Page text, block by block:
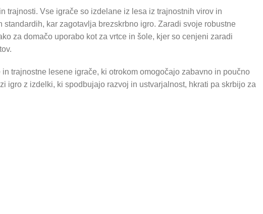
trajnosti. Vse igrače so izdelane iz lesa iz trajnostnih virov in
kar zagotavlja brezskrbno igro. Zaradi svoje robustne
za domačo uporabo kot za vrtce in šole, kjer so cenjeni zaradi
in trajnostne lesene igrače, ki otrokom omogočajo zabavno in poučno
igro z izdelki, ki spodbujajo razvoj in ustvarjalnost, hkrati pa skrbijo za